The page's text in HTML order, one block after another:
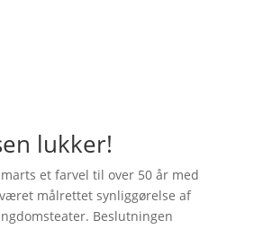
lukker!
et farvel til over 50 år med
målrettet synliggørelse af
Beslutningen